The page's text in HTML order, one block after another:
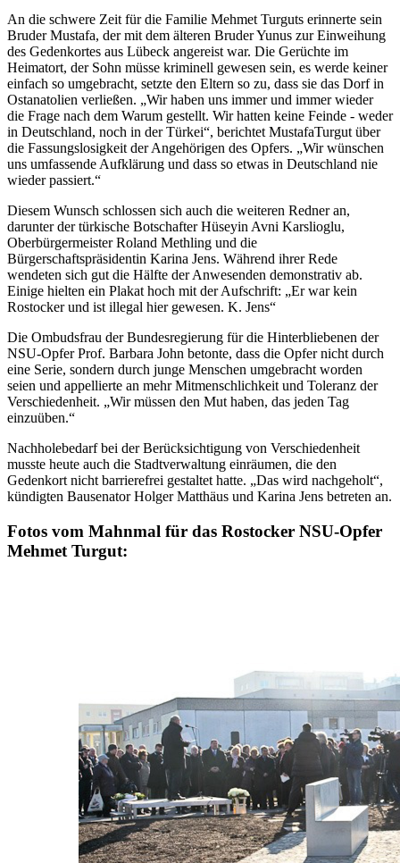
An die schwere Zeit für die Familie Mehmet Turguts erinnerte sein
Bruder Mustafa, der mit dem älteren Bruder Yunus zur Einweihung
des Gedenkortes aus Lübeck angereist war. Die Gerüchte im
Heimatort, der Sohn müsse kriminell gewesen sein, es werde keiner
einfach so umgebracht, setzte den Eltern so zu, dass sie das Dorf in
Ostanatolien verließen. „Wir haben uns immer und immer wieder
die Frage nach dem Warum gestellt. Wir hatten keine Feinde - weder
in Deutschland, noch in der Türkei“, berichtet MustafaTurgut über
die Fassungslosigkeit der Angehörigen des Opfers. „Wir wünschen
uns umfassende Aufklärung und dass so etwas in Deutschland nie
wieder passiert.“
Diesem Wunsch schlossen sich auch die weiteren Redner an,
darunter der türkische Botschafter Hüseyin Avni Karslioglu,
Oberbürgermeister Roland Methling und die
Bürgerschaftspräsidentin Karina Jens. Während ihrer Rede
wendeten sich gut die Hälfte der Anwesenden demonstrativ ab.
Einige hielten ein Plakat hoch mit der Aufschrift: „Er war kein
Rostocker und ist illegal hier gewesen. K. Jens“
Die Ombudsfrau der Bundesregierung für die Hinterbliebenen der
NSU-Opfer Prof. Barbara John betonte, dass die Opfer nicht durch
eine Serie, sondern durch junge Menschen umgebracht worden
seien und appellierte an mehr Mitmenschlichkeit und Toleranz der
Verschiedenheit. „Wir müssen den Mut haben, das jeden Tag
einzuüben.“
Nachholebedarf bei der Berücksichtigung von Verschiedenheit
musste heute auch die Stadtverwaltung einräumen, die den
Gedenkort nicht barrierefrei gestaltet hatte. „Das wird nachgeholt“,
kündigten Bausenator Holger Matthäus und Karina Jens betreten an.
Fotos vom Mahnmal für das Rostocker NSU-Opfer
Mehmet Turgut: